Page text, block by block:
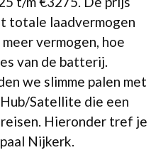
totale laadvermogen
vermogen, hoe
van de batterij.
we slimme palen met
Satellite die een
Hieronder tref je
Nijkerk.